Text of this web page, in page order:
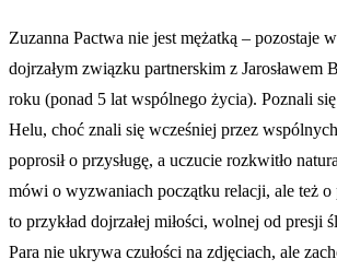
Zuzanna Pactwa nie jest mężatką – pozostaje
dojrzałym związku partnerskim z Jarosławem
roku (ponad 5 lat wspólnego życia). Poznali
Helu, choć znali się wcześniej przez
poprosił o przysługę, a uczucie rozkwitło
mówi o wyzwaniach początku relacji, ale też o
to przykład dojrzałej miłości, wolnej od presji
Para nie ukrywa czułości na zdjęciach, ale